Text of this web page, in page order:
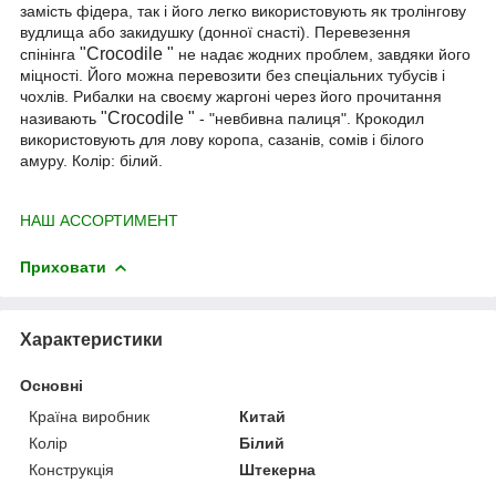
замість фідера, так і його легко використовують як тролінгову
вудлища або закидушку (донної снасті). Перевезення
спінінга "Crocodile " не надає жодних проблем, завдяки його
міцності. Його можна перевозити без спеціальних тубусів і
чохлів. Рибалки на своєму жаргоні через його прочитання
називають "Crocodile " - "невбивна палиця". Крокодил
використовують для лову коропа, сазанів, сомів і білого
амуру. Колір: білий.
НАШ АССОРТИМЕНТ
Приховати
Характеристики
Основні
Країна виробник
Китай
Колір
Білий
Конструкція
Штекерна